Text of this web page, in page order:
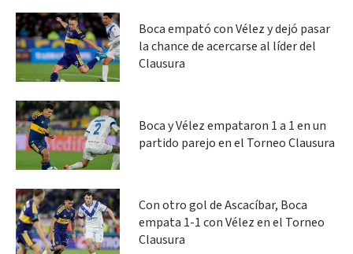
Boca empató con Vélez y dejó pasar
la chance de acercarse al líder del
Clausura
Boca y Vélez empataron 1 a 1 en un
partido parejo en el Torneo Clausura
Con otro gol de Ascacíbar, Boca
empata 1-1 con Vélez en el Torneo
Clausura